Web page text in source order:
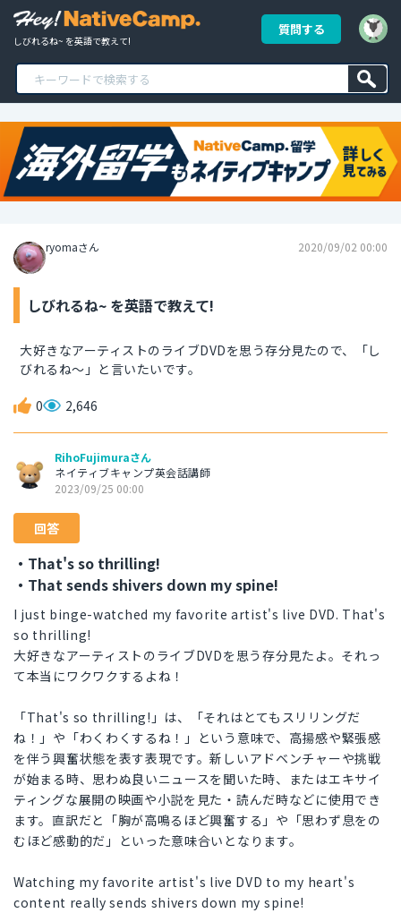
しびれるね~ を英語で教えて!
質問する
ryomaさん 2020/09/02 00:00
しびれるね~ を英語で教えて!
大好きなアーティストのライブDVDを思う存分見たので、「し
びれるね～」と言いたいです。
0 2,646
RihoFujimuraさん
ネイティブキャンプ英会話講師
2023/09/25 00:00
回答
・That's so thrilling!
・That sends shivers down my spine!
I just binge-watched my favorite artist's live DVD. That's
so thrilling!
大好きなアーティストのライブDVDを思う存分見たよ。それっ
て本当にワクワクするよね！
「That's so thrilling!」は、「それはとてもスリリングだ
ね！」や「わくわくするね！」という意味で、高揚感や緊張感
を伴う興奮状態を表す表現です。新しいアドベンチャーや挑戦
が始まる時、思わぬ良いニュースを聞いた時、またはエキサイ
ティングな展開の映画や小説を見た・読んだ時などに使用でき
ます。直訳だと「胸が高鳴るほど興奮する」や「思わず息をの
むほど感動的だ」といった意味合いとなります。
Watching my favorite artist's live DVD to my heart's
content really sends shivers down my spine!